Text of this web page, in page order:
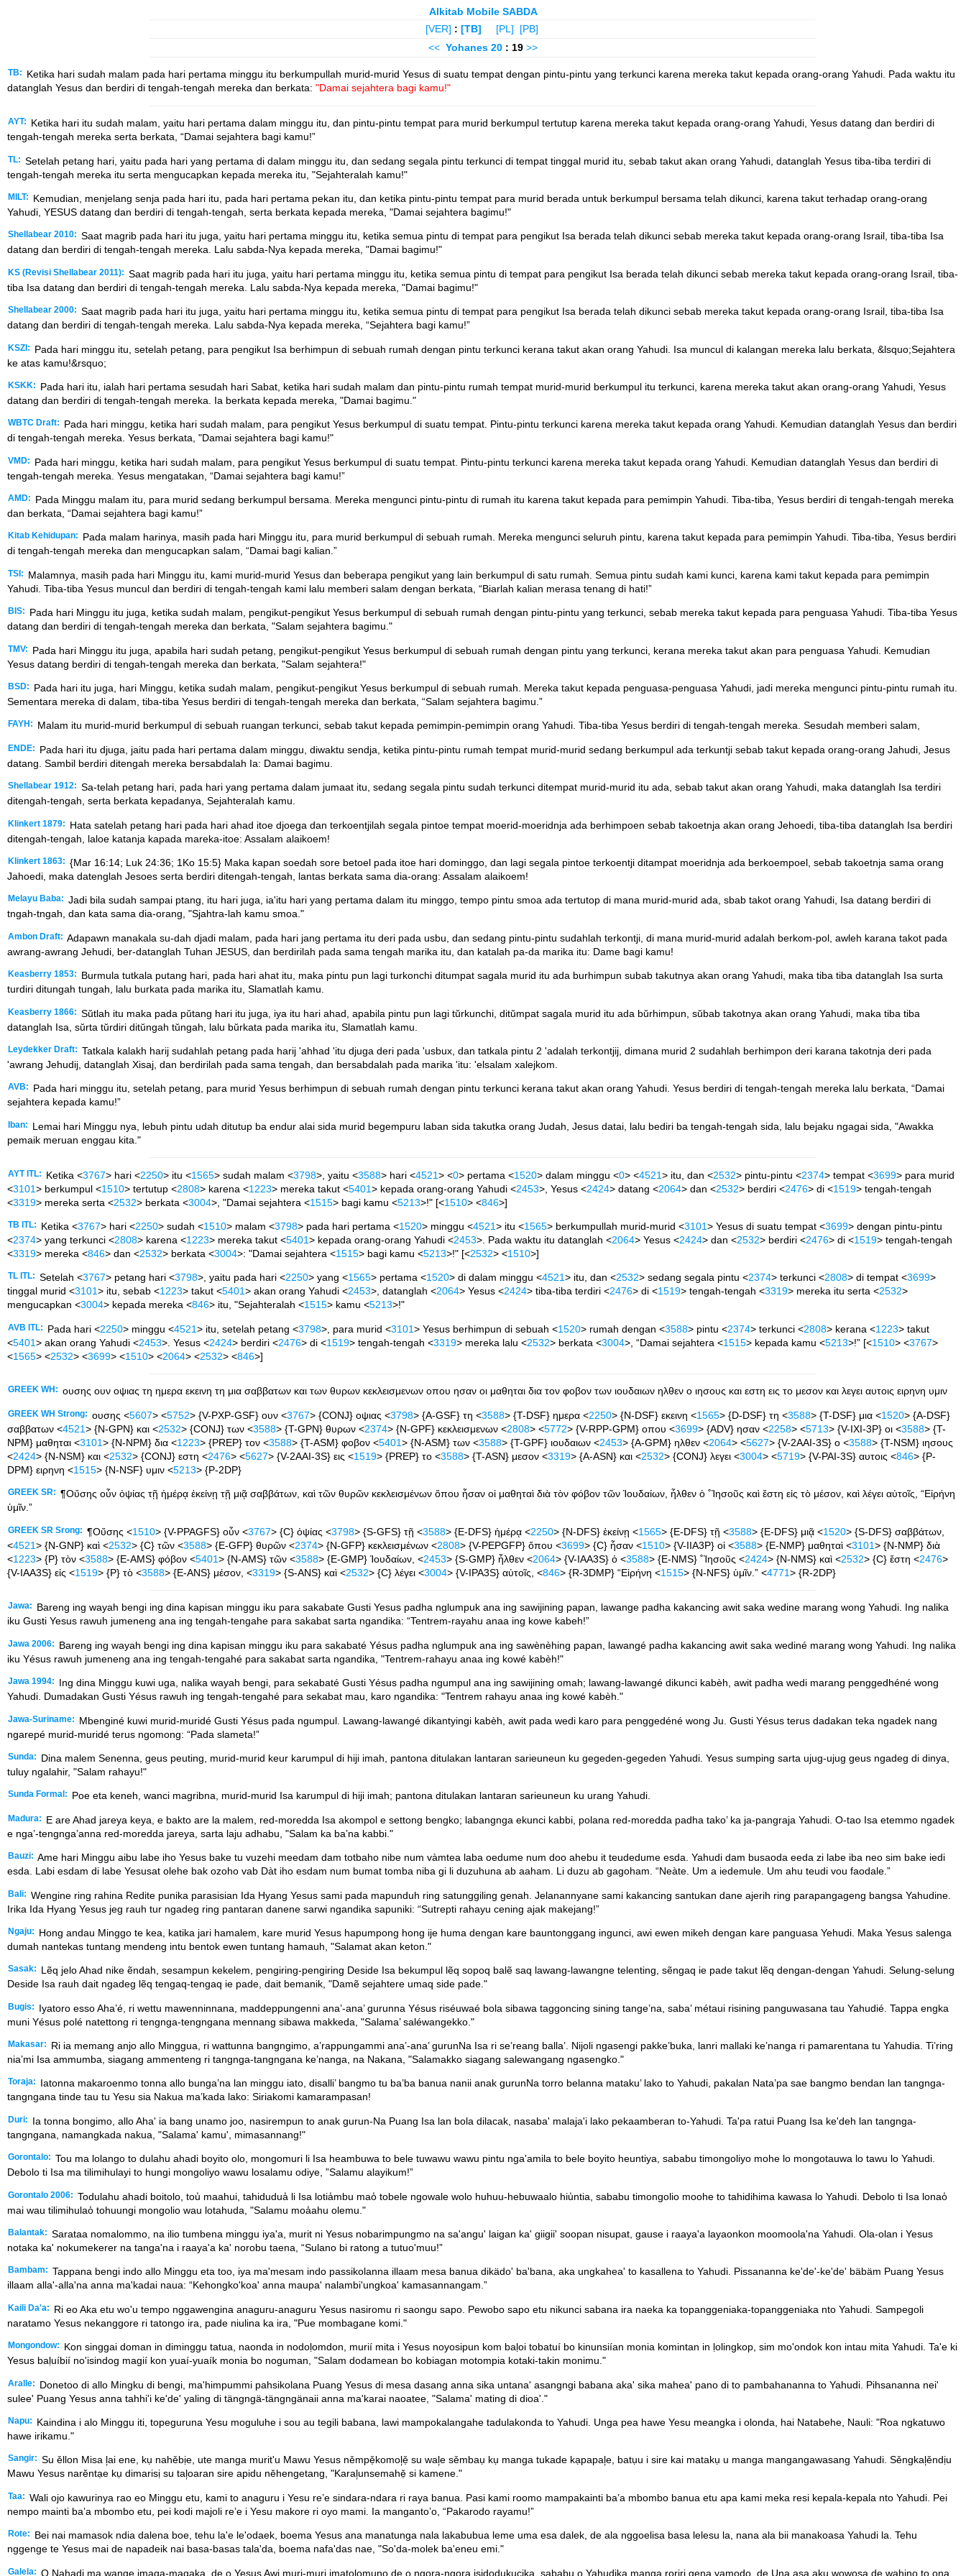
Alkitab Mobile SABDA
[VER] : [TB] [PL]
[PB]
<< Yohanes 20 : 19 >>
TB:
Ketika hari sudah malam pada hari pertama minggu itu berkumpullah murid-murid Yesus di suatu tempat dengan pintu-pintu yang terkunci karena mereka takut kepada orang-orang Yahudi. Pada waktu itu
datanglah Yesus dan berdiri di tengah-tengah mereka dan berkata: "Damai sejahtera bagi kamu!"
AYT:
Ketika hari itu sudah malam, yaitu hari pertama dalam minggu itu, dan pintu-pintu tempat para murid berkumpul tertutup karena mereka takut kepada orang-orang Yahudi, Yesus datang dan berdiri di
tengah-tengah mereka serta berkata, “Damai sejahtera bagi kamu!”
TL: Setelah petang hari, yaitu pada hari yang pertama di dalam minggu itu, dan sedang segala pintu terkunci di tempat tinggal murid itu, sebab takut akan orang Yahudi, datanglah Yesus tiba-tiba terdiri di
tengah-tengah mereka itu serta mengucapkan kepada mereka itu, "Sejahteralah kamu!"
MILT:
Kemudian, menjelang senja pada hari itu, pada hari pertama pekan itu, dan ketika pintu-pintu tempat para murid berada untuk berkumpul bersama telah dikunci, karena takut terhadap orang-orang
Yahudi, YESUS datang dan berdiri di tengah-tengah, serta berkata kepada mereka, "Damai sejahtera bagimu!"
Shellabear 2010: Saat magrib pada hari itu juga, yaitu hari pertama minggu itu, ketika semua pintu di tempat para pengikut Isa berada telah dikunci sebab mereka takut kepada orang-orang Israil, tiba-tiba Isa
datang dan berdiri di tengah-tengah mereka. Lalu sabda-Nya kepada mereka, "Damai bagimu!"
KS (Revisi Shellabear 2011): Saat magrib pada hari itu juga, yaitu hari pertama minggu itu, ketika semua pintu di tempat para pengikut Isa berada telah dikunci sebab mereka takut kepada orang-orang Israil, tiba-
tiba Isa datang dan berdiri di tengah-tengah mereka. Lalu sabda-Nya kepada mereka, "Damai bagimu!"
Shellabear 2000: Saat magrib pada hari itu juga, yaitu hari pertama minggu itu, ketika semua pintu di tempat para pengikut Isa berada telah dikunci sebab mereka takut kepada orang-orang Israil, tiba-tiba Isa
datang dan berdiri di tengah-tengah mereka. Lalu sabda-Nya kepada mereka, “Sejahtera bagi kamu!”
KSZI:
Pada hari minggu itu, setelah petang, para pengikut Isa berhimpun di sebuah rumah dengan pintu terkunci kerana takut akan orang Yahudi. Isa muncul di kalangan mereka lalu berkata, &lsquo;Sejahtera
ke atas kamu!&rsquo;
KSKK:
Pada hari itu, ialah hari pertama sesudah hari Sabat, ketika hari sudah malam dan pintu-pintu rumah tempat murid-murid berkumpul itu terkunci, karena mereka takut akan orang-orang Yahudi, Yesus
datang dan berdiri di tengah-tengah mereka. Ia berkata kepada mereka, "Damai bagimu."
WBTC Draft:
Pada hari minggu, ketika hari sudah malam, para pengikut Yesus berkumpul di suatu tempat. Pintu-pintu terkunci karena mereka takut kepada orang Yahudi. Kemudian datanglah Yesus dan berdiri
di tengah-tengah mereka. Yesus berkata, "Damai sejahtera bagi kamu!"
VMD:
Pada hari minggu, ketika hari sudah malam, para pengikut Yesus berkumpul di suatu tempat. Pintu-pintu terkunci karena mereka takut kepada orang Yahudi. Kemudian datanglah Yesus dan berdiri di
tengah-tengah mereka. Yesus mengatakan, “Damai sejahtera bagi kamu!”
AMD:
Pada Minggu malam itu, para murid sedang berkumpul bersama. Mereka mengunci pintu-pintu di rumah itu karena takut kepada para pemimpin Yahudi. Tiba-tiba, Yesus berdiri di tengah-tengah mereka
dan berkata, “Damai sejahtera bagi kamu!”
Kitab Kehidupan:
Pada malam harinya, masih pada hari Minggu itu, para murid berkumpul di sebuah rumah. Mereka mengunci seluruh pintu, karena takut kepada para pemimpin Yahudi. Tiba-tiba, Yesus berdiri
di tengah-tengah mereka dan mengucapkan salam, “Damai bagi kalian.”
TSI:
Malamnya, masih pada hari Minggu itu, kami murid-murid Yesus dan beberapa pengikut yang lain berkumpul di satu rumah. Semua pintu sudah kami kunci, karena kami takut kepada para pemimpin
Yahudi. Tiba-tiba Yesus muncul dan berdiri di tengah-tengah kami lalu memberi salam dengan berkata, “Biarlah kalian merasa tenang di hati!”
BIS:
Pada hari Minggu itu juga, ketika sudah malam, pengikut-pengikut Yesus berkumpul di sebuah rumah dengan pintu-pintu yang terkunci, sebab mereka takut kepada para penguasa Yahudi. Tiba-tiba Yesus
datang dan berdiri di tengah-tengah mereka dan berkata, "Salam sejahtera bagimu."
TMV:
Pada hari Minggu itu juga, apabila hari sudah petang, pengikut-pengikut Yesus berkumpul di sebuah rumah dengan pintu yang terkunci, kerana mereka takut akan para penguasa Yahudi. Kemudian
Yesus datang berdiri di tengah-tengah mereka dan berkata, "Salam sejahtera!"
BSD:
Pada hari itu juga, hari Minggu, ketika sudah malam, pengikut-pengikut Yesus berkumpul di sebuah rumah. Mereka takut kepada penguasa-penguasa Yahudi, jadi mereka mengunci pintu-pintu rumah itu.
Sementara mereka di dalam, tiba-tiba Yesus berdiri di tengah-tengah mereka dan berkata, “Salam sejahtera bagimu.”
FAYH: Malam itu murid-murid berkumpul di sebuah ruangan terkunci, sebab takut kepada pemimpin-pemimpin orang Yahudi. Tiba-tiba Yesus berdiri di tengah-tengah mereka. Sesudah memberi salam,
ENDE:
Pada hari itu djuga, jaitu pada hari pertama dalam minggu, diwaktu sendja, ketika pintu-pintu rumah tempat murid-murid sedang berkumpul ada terkuntji sebab takut kepada orang-orang Jahudi, Jesus
datang. Sambil berdiri ditengah mereka bersabdalah Ia: Damai bagimu.
Shellabear 1912: Sa-telah petang hari, pada hari yang pertama dalam jumaat itu, sedang segala pintu sudah terkunci ditempat murid-murid itu ada, sebab takut akan orang Yahudi, maka datanglah Isa terdiri
ditengah-tengah, serta berkata kepadanya, Sejahteralah kamu.
Klinkert 1879:
Hata satelah petang hari pada hari ahad itoe djoega dan terkoentjilah segala pintoe tempat moerid-moeridnja ada berhimpoen sebab takoetnja akan orang Jehoedi, tiba-tiba datanglah Isa berdiri
ditengah-tengah, laloe katanja kapada mareka-itoe: Assalam alaikoem!
Klinkert 1863: {Mar 16:14; Luk 24:36; 1Ko 15:5} Maka kapan soedah sore betoel pada itoe hari dominggo, dan lagi segala pintoe terkoentji ditampat moeridnja ada berkoempoel, sebab takoetnja sama orang
Jahoedi, maka datenglah Jesoes serta berdiri ditengah-tengah, lantas berkata sama dia-orang: Assalam alaikoem!
Melayu Baba: Jadi bila sudah sampai ptang, itu hari juga, ia'itu hari yang pertama dalam itu minggo, tempo pintu smoa ada tertutop di mana murid-murid ada, sbab takot orang Yahudi, Isa datang berdiri di
tngah-tngah, dan kata sama dia-orang, "Sjahtra-lah kamu smoa."
Ambon Draft: Adapawn manakala su-dah djadi malam, pada hari jang pertama itu deri pada usbu, dan sedang pintu-pintu sudahlah terkontji, di mana murid-murid adalah berkom-pol, awleh karana takot pada
awrang-awrang Jehudi, ber-datanglah Tuhan JESUS, dan berdirilah pada sama tengah marika itu, dan katalah pa-da marika itu: Dame bagi kamu!
Keasberry 1853:
Burmula tutkala putang hari, pada hari ahat itu, maka pintu pun lagi turkonchi ditumpat sagala murid itu ada burhimpun subab takutnya akan orang Yahudi, maka tiba tiba datanglah Isa surta
turdiri ditungah tungah, lalu burkata pada marika itu, Slamatlah kamu.
Keasberry 1866: Sŭtlah itu maka pada pŭtang hari itu juga, iya itu hari ahad, apabila pintu pun lagi tŭrkunchi, ditŭmpat sagala murid itu ada bŭrhimpun, sŭbab takotnya akan orang Yahudi, maka tiba tiba
datanglah Isa, sŭrta tŭrdiri ditŭngah tŭngah, lalu bŭrkata pada marika itu, Slamatlah kamu.
Leydekker Draft: Tatkala kalakh harij sudahlah petang pada harij 'ahhad 'itu djuga deri pada 'usbux, dan tatkala pintu 2 'adalah terkontjij, dimana murid 2 sudahlah berhimpon deri karana takotnja deri pada
'awrang Jehudij, datanglah Xisaj, dan berdirilah pada sama tengah, dan bersabdalah pada marika 'itu: 'elsalam xalejkom.
AVB:
Pada hari minggu itu, setelah petang, para murid Yesus berhimpun di sebuah rumah dengan pintu terkunci kerana takut akan orang Yahudi. Yesus berdiri di tengah-tengah mereka lalu berkata, “Damai
sejahtera kepada kamu!”
Iban:
Lemai hari Minggu nya, lebuh pintu udah ditutup ba endur alai sida murid begempuru laban sida takutka orang Judah, Jesus datai, lalu bediri ba tengah-tengah sida, lalu bejaku ngagai sida, "Awakka
pemaik meruan enggau kita."
AYT ITL: Ketika <3767> hari <2250> itu <1565> sudah malam <3798>, yaitu <3588> hari <4521> <0> pertama <1520> dalam minggu <0> <4521> itu, dan <2532> pintu-pintu <2374> tempat <3699> para murid
<3101> berkumpul <1510> tertutup <2808> karena <1223> mereka takut <5401> kepada orang-orang Yahudi <2453>, Yesus <2424> datang <2064> dan <2532> berdiri <2476> di <1519> tengah-tengah
<3319> mereka serta <2532> berkata <3004>, "Damai sejahtera <1515> bagi kamu <5213>!" [<1510> <846>]
TB ITL: Ketika <3767> hari <2250> sudah <1510> malam <3798> pada hari pertama <1520> minggu <4521> itu <1565> berkumpullah murid-murid <3101> Yesus di suatu tempat <3699> dengan pintu-pintu
<2374> yang terkunci <2808> karena <1223> mereka takut <5401> kepada orang-orang Yahudi <2453>. Pada waktu itu datanglah <2064> Yesus <2424> dan <2532> berdiri <2476> di <1519> tengah-tengah
<3319> mereka <846> dan <2532> berkata <3004>: "Damai sejahtera <1515> bagi kamu <5213>!" [<2532> <1510>]
TL ITL: Setelah <3767> petang hari <3798>, yaitu pada hari <2250> yang <1565> pertama <1520> di dalam minggu <4521> itu, dan <2532> sedang segala pintu <2374> terkunci <2808> di tempat <3699>
tinggal murid <3101> itu, sebab <1223> takut <5401> akan orang Yahudi <2453>, datanglah <2064> Yesus <2424> tiba-tiba terdiri <2476> di <1519> tengah-tengah <3319> mereka itu serta <2532>
mengucapkan <3004> kepada mereka <846> itu, "Sejahteralah <1515> kamu <5213>!"
AVB ITL: Pada hari <2250> minggu <4521> itu, setelah petang <3798>, para murid <3101> Yesus berhimpun di sebuah <1520> rumah dengan <3588> pintu <2374> terkunci <2808> kerana <1223> takut
<5401> akan orang Yahudi <2453>. Yesus <2424> berdiri <2476> di <1519> tengah-tengah <3319> mereka lalu <2532> berkata <3004>, “Damai sejahtera <1515> kepada kamu <5213>!” [<1510> <3767>
<1565> <2532> <3699> <1510> <2064> <2532> <846>]
GREEK WH: ουσης ουν οψιας τη ημερα εκεινη τη μια σαββατων και των θυρων κεκλεισμενων οπου ησαν οι μαθηται δια τον φοβον των ιουδαιων ηλθεν ο ιησους και εστη εις το μεσον και λεγει αυτοις ειρηνη υμιν
GREEK WH Strong: ουσης <5607> <5752> {V-PXP-GSF} ουν <3767> {CONJ} οψιας <3798> {A-GSF} τη <3588> {T-DSF} ημερα <2250> {N-DSF} εκεινη <1565> {D-DSF} τη <3588> {T-DSF} μια <1520> {A-DSF}
σαββατων <4521> {N-GPN} και <2532> {CONJ} των <3588> {T-GPN} θυρων <2374> {N-GPF} κεκλεισμενων <2808> <5772> {V-RPP-GPM} οπου <3699> {ADV} ησαν <2258> <5713> {V-IXI-3P} οι <3588> {T-
NPM} μαθηται <3101> {N-NPM} δια <1223> {PREP} τον <3588> {T-ASM} φοβον <5401> {N-ASM} των <3588> {T-GPF} ιουδαιων <2453> {A-GPM} ηλθεν <2064> <5627> {V-2AAI-3S} ο <3588> {T-NSM} ιησους
<2424> {N-NSM} και <2532> {CONJ} εστη <2476> <5627> {V-2AAI-3S} εις <1519> {PREP} το <3588> {T-ASN} μεσον <3319> {A-ASN} και <2532> {CONJ} λεγει <3004> <5719> {V-PAI-3S} αυτοις <846> {P-
DPM} ειρηνη <1515> {N-NSF} υμιν <5213> {P-2DP}
GREEK SR: ¶Οὔσης οὖν ὀψίας τῇ ἡμέρᾳ ἐκείνῃ τῇ μιᾷ σαββάτων, καὶ τῶν θυρῶν κεκλεισμένων ὅπου ἦσαν οἱ μαθηταὶ διὰ τὸν φόβον τῶν Ἰουδαίων, ἦλθεν ὁ ˚Ἰησοῦς καὶ ἔστη εἰς τὸ μέσον, καὶ λέγει αὐτοῖς, “Εἰρήνη
ὑμῖν.”
GREEK SR Srong: ¶Οὔσης <1510> {V-PPAGFS} οὖν <3767> {C} ὀψίας <3798> {S-GFS} τῇ <3588> {E-DFS} ἡμέρᾳ <2250> {N-DFS} ἐκείνῃ <1565> {E-DFS} τῇ <3588> {E-DFS} μιᾷ <1520> {S-DFS} σαββάτων,
<4521> {N-GNP} καὶ <2532> {C} τῶν <3588> {E-GFP} θυρῶν <2374> {N-GFP} κεκλεισμένων <2808> {V-PEPGFP} ὅπου <3699> {C} ἦσαν <1510> {V-IIA3P} οἱ <3588> {E-NMP} μαθηταὶ <3101> {N-NMP} διὰ
<1223> {P} τὸν <3588> {E-AMS} φόβον <5401> {N-AMS} τῶν <3588> {E-GMP} Ἰουδαίων, <2453> {S-GMP} ἦλθεν <2064> {V-IAA3S} ὁ <3588> {E-NMS} ˚Ἰησοῦς <2424> {N-NMS} καὶ <2532> {C} ἔστη <2476>
{V-IAA3S} εἰς <1519> {P} τὸ <3588> {E-ANS} μέσον, <3319> {S-ANS} καὶ <2532> {C} λέγει <3004> {V-IPA3S} αὐτοῖς, <846> {R-3DMP} “Εἰρήνη <1515> {N-NFS} ὑμῖν.” <4771> {R-2DP}
Jawa:
Bareng ing wayah bengi ing dina kapisan minggu iku para sakabate Gusti Yesus padha nglumpuk ana ing sawijining papan, lawange padha kakancing awit saka wedine marang wong Yahudi. Ing nalika
iku Gusti Yesus rawuh jumeneng ana ing tengah-tengahe para sakabat sarta ngandika: “Tentrem-rayahu anaa ing kowe kabeh!”
Jawa 2006:
Bareng ing wayah bengi ing dina kapisan minggu iku para sakabaté Yésus padha nglumpuk ana ing sawènèhing papan, lawangé padha kakancing awit saka wediné marang wong Yahudi. Ing nalika
iku Yésus rawuh jumeneng ana ing tengah-tengahé para sakabat sarta ngandika, "Tentrem-rahayu anaa ing kowé kabèh!"
Jawa 1994:
Ing dina Minggu kuwi uga, nalika wayah bengi, para sekabaté Gusti Yésus padha ngumpul ana ing sawijining omah; lawang-lawangé dikunci kabèh, awit padha wedi marang penggedhéné wong
Yahudi. Dumadakan Gusti Yésus rawuh ing tengah-tengahé para sekabat mau, karo ngandika: "Tentrem rahayu anaa ing kowé kabèh."
Jawa-Suriname:
Mbenginé kuwi murid-muridé Gusti Yésus pada ngumpul. Lawang-lawangé dikantyingi kabèh, awit pada wedi karo para penggedéné wong Ju. Gusti Yésus terus dadakan teka ngadek nang
ngarepé murid-muridé terus ngomong: “Pada slameta!”
Sunda:
Dina malem Senenna, geus peuting, murid-murid keur karumpul di hiji imah, pantona ditulakan lantaran sarieuneun ku gegeden-gegeden Yahudi. Yesus sumping sarta ujug-ujug geus ngadeg di dinya,
tuluy ngalahir, "Salam rahayu!"
Sunda Formal: Poe eta keneh, wanci magribna, murid-murid Isa karumpul di hiji imah; pantona ditulakan lantaran sarieuneun ku urang Yahudi.
Madura:
E are Ahad jareya keya, e bakto are la malem, red-moredda Isa akompol e settong bengko; labangnga ekunci kabbi, polana red-moredda padha tako’ ka ja-pangraja Yahudi. O-tao Isa etemmo ngadek
e nga’-tengnga’anna red-moredda jareya, sarta laju adhabu, "Salam ka ba’na kabbi."
Bauzi: Ame hari Minggu aibu labe iho Yesus bake tu vuzehi meedam dam totbaho nibe num vàmtea laba oedume num doo ahebu it teudedume esda. Yahudi dam busaoda eeda zi labe iba neo sim bake iedi
esda. Labi esdam di labe Yesusat olehe bak ozoho vab Dàt iho esdam num bumat tomba niba gi li duzuhuna ab aaham. Li duzu ab gagoham. “Neàte. Um a iedemule. Um ahu teudi vou faodale.”
Bali: Wengine ring rahina Redite punika parasisian Ida Hyang Yesus sami pada mapunduh ring satunggiling genah. Jelanannyane sami kakancing santukan dane ajerih ring parapangageng bangsa Yahudine.
Irika Ida Hyang Yesus jeg rauh tur ngadeg ring pantaran danene sarwi ngandika sapuniki: “Sutrepti rahayu cening ajak makejang!”
Ngaju:
Hong andau Minggo te kea, katika jari hamalem, kare murid Yesus hapumpong hong ije huma dengan kare bauntonggang ingunci, awi ewen mikeh dengan kare panguasa Yehudi. Maka Yesus salenga
dumah nantekas tuntang mendeng intu bentok ewen tuntang hamauh, "Salamat akan keton."
Sasak:
Lẽq jelo Ahad nike ẽndah, sesampun kekelem, pengiring-pengiring Deside Isa bekumpul lẽq sopoq balẽ saq lawang-lawangne telenting, sẽngaq ie pade takut lẽq dengan-dengan Yahudi. Selung-selung
Deside Isa rauh dait ngadeg lẽq tengaq-tengaq ie pade, dait bemanik, "Damẽ sejahtere umaq side pade."
Bugis:
Iyatoro esso Aha’é, ri wettu mawenninnana, maddeppungenni ana’-ana’ gurunna Yésus riséuwaé bola sibawa taggoncing sining tange’na, saba’ métaui risining panguwasana tau Yahudié. Tappa engka
muni Yésus polé natettong ri tengnga-tengngana mennang sibawa makkeda, "Salama’ saléwangekko."
Makasar:
Ri ia memang anjo allo Minggua, ri wattunna bangngimo, a’rappungammi ana’-ana’ gurunNa Isa ri se’reang balla’. Nijoli ngasengi pakke’buka, lanri mallaki ke’nanga ri pamarentana tu Yahudia. Ti’ring
nia’mi Isa ammumba, siagang ammenteng ri tangnga-tangngana ke’nanga, na Nakana, "Salamakko siagang salewangang ngasengko."
Toraja:
Iatonna makaroenmo tonna allo bunga’na lan minggu iato, disalli’ bangmo tu ba’ba banua nanii anak gurunNa torro belanna mataku’ lako to Yahudi, pakalan Nata’pa sae bangmo bendan lan tangnga-
tangngana tinde tau tu Yesu sia Nakua ma’kada lako: Siriakomi kamarampasan!
Duri:
Ia tonna bongimo, allo Aha' ia bang unamo joo, nasirempun to anak gurun-Na Puang Isa lan bola dilacak, nasaba' malaja'i lako pekaamberan to-Yahudi. Ta'pa ratui Puang Isa ke'deh lan tangnga-
tangngana, namangkada nakua, "Salama' kamu', mimasannang!"
Gorontalo: Tou ma lolango to dulahu ahadi boyito olo, mongomuri li Isa heambuwa to bele tuwawu wawu pintu nga'amila to bele boyito heuntiya, sababu timongoliyo mohe lo mongotauwa lo tawu lo Yahudi.
Debolo ti Isa ma tilimihulayi to hungi mongoliyo wawu losalamu odiye, ”Salamu alayikum!”
Gorontalo 2006: Todulahu ahadi boitolo, tou̒ maahui, tahidudua̒ li Isa lotia̒mbu mao̒ tobele ngowale wolo huhuu-hebuwaalo hiu̒ntia, sababu timongolio moohe to tahidihima kawasa lo Yahudi. Debolo ti Isa lonao̒
mai wau tilimihulao̒ tohuungi mongolio wau lotahuda, "Salamu moa̒ahu olemu."
Balantak: Sarataa nomalommo, na ilio tumbena minggu iya'a, murit ni Yesus nobarimpungmo na sa'angu' laigan ka' giigii' soopan nisupat, gause i raaya'a layaonkon moomoola'na Yahudi. Ola-olan i Yesus
notaka ka' nokumekerer na tanga'na i raaya'a ka' norobu taena, “Sulano bi ratong a tutuo'muu!”
Bambam: Tappana bengi indo allo Minggu eta too, iya ma'mesam indo passikolanna illaam mesa banua dikädo' ba'bana, aka ungkahea' to kasallena to Yahudi. Pissananna ke'de'-ke'de' bäbäm Puang Yesus
illaam alla'-alla'na anna ma'kadai naua: “Kehongko'koa' anna maupa' nalambi'ungkoa' kamasannangam.”
Kaili Da'a:
Ri eo Aka etu wo'u tempo nggawengina anaguru-anaguru Yesus nasiromu ri saongu sapo. Pewobo sapo etu nikunci sabana ira naeka ka topanggeniaka-topanggeniaka nto Yahudi. Sampegoli
naratamo Yesus nekanggore ri tatongo ira, pade niulina ka ira, "Pue mombagane komi."
Mongondow:
Kon singgai doman in diminggu tatua, naonda in nodoḷomdon, murií mita i Yesus noyosipun kom baḷoi tobatuí bo kinunsiían monia komintan in ḷolingkop, sim mo'ondok kon intau mita Yahudi. Ta'e ki
Yesus baḷuíbií no'isindog magií kon yuaí-yuaík monia bo noguman, "Salam dodamean bo kobiagan motompia kotaki-takin monimu."
Aralle:
Donetoo di allo Mingku di bengi, ma'himpummi pahsikolana Puang Yesus di mesa dasang anna sika untana' asangngi babana aka' sika mahea' pano di to pambahananna to Yahudi. Pihsananna nei'
sulee' Puang Yesus anna tahhi'i ke'de' yaling di tängngä-tängngänaii anna ma'karai naoatee, "Salama' mating di dioa'."
Napu:
Kaindina i alo Minggu iti, topeguruna Yesu moguluhe i sou au tegili babana, lawi mampokalangahe tadulakonda to Yahudi. Unga pea hawe Yesu meangka i olonda, hai Natabehe, Nauli: "Roa ngkatuwo
hawe irikamu."
Sangir: Su ěllon Misa l᷊ai ene, kụ nahěbịe, ute manga murit'u Mawu Yesus němpẹ̌komol᷊ẹ̌ su wal᷊e sěmbaụ kụ manga tukade kạpapal᷊e, batụu i sire kai matakụ u manga mangangawasang Yahudi. Sěngkal᷊ěndịu
Mawu Yesus narěntạe kụ dimarisị su tal᷊oaran sire apidu něhengetang, "Karal᷊unsemahẹ̌ si kamene."
Taa: Wali ojo kawurinya rao eo Minggu etu, kami to anaguru i Yesu re’e sindara-ndara ri raya banua. Pasi kami roomo mampakainti ba’a mbombo banua etu apa kami meka resi kepala-kepala nto Yahudi. Pei
nempo mainti ba’a mbombo etu, pei kodi majoli re’e i Yesu makore ri oyo mami. Ia manganto’o, “Pakarodo rayamu!”
Rote:
Bei nai mamasok ndia dalena boe, tehu la'e le'odaek, boema Yesus ana manatunga nala lakabubua leme uma esa dalek, de ala nggoelisa basa lelesu la, nana ala bii manakoasa Yahudi la. Tehu
nggenge te Yesus mai de napadeik nai basa-basas tala'da, boema nafa'das nae, "So'da-molek ba'eneu emi."
Galela: O Nahadi ma wange imaqa-maqaka, de o Yesus Awi muri-muri imatolomuno de o ngora-ngora isidodukucika, sababu o Yahudika manga roriri gena yamodo, de Una asa aku wowosa de wahino to ona